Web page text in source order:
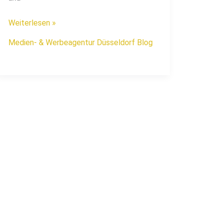
Weiterlesen »
Medien- & Werbeagentur Düsseldorf Blog